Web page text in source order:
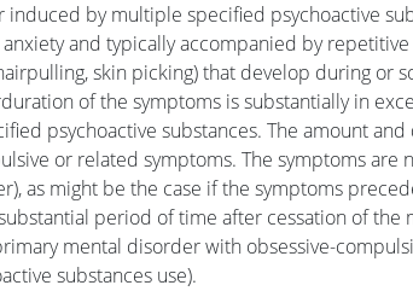
by multiple specified psychoactive
and typically accompanied by
skin picking) that develop during
of the symptoms is substantially in
psychoactive substances. The amount
or related symptoms. The symptoms
as might be the case if the symptoms
period of time after cessation of
mental disorder with obsessive-
substances use).